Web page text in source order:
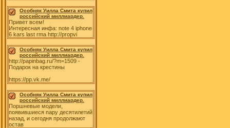
Особняк Уилла Смита купил
российский миллиардер.
Привет всем!
Интересная инфа: note 4 iphone
6 kars last rma http://propvi
Особняк Уилла Смита купил
российский миллиардер.
http://papinbag.ru/?m=1509 -
Подарок на крестины
https://pp.vk.me/
Особняк Уилла Смита купил
российский миллиардер.
Поршневые модели,
появившиеся пару десятилетий
назад, и сегодня продолжают
остав